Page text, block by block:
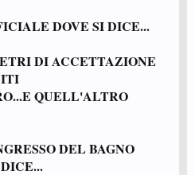
DOVE SI DICE...
DI ACCETTAZIONE
QUELL'ALTRO
DEL BAGNO